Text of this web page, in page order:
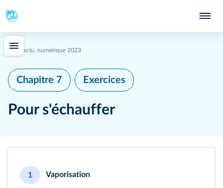
Exclu. numérique 2023
Chapitre 7 Exercices
Pour s'échauffer
1 Vaporisation